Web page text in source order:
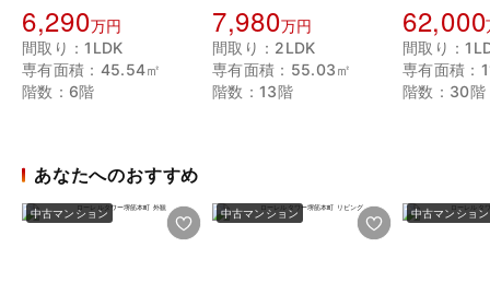
6,290万円
間取り：1LDK
専有面積：45.54㎡
階数：6階
7,980万円
間取り：2LDK
専有面積：55.03㎡
階数：13階
62,000
間取り：
専有面積：
階数：30階
あなたへのおすすめ
中古マンション 中古マンション 中古マンション